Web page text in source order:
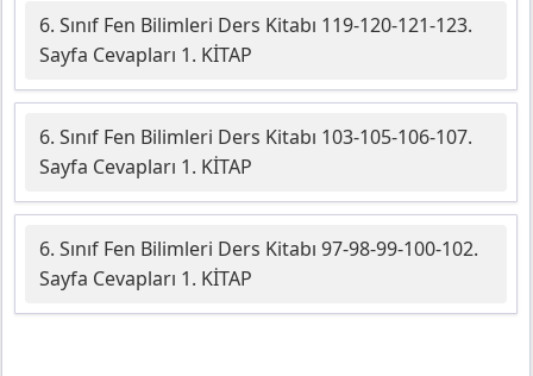
6. Sınıf Fen Bilimleri Ders Kitabı 119-120-121-123.
Sayfa Cevapları 1. KİTAP
6. Sınıf Fen Bilimleri Ders Kitabı 103-105-106-107.
Sayfa Cevapları 1. KİTAP
6. Sınıf Fen Bilimleri Ders Kitabı 97-98-99-100-102.
Sayfa Cevapları 1. KİTAP